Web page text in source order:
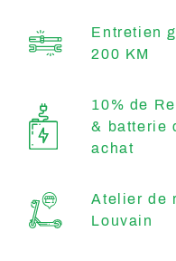
Entretien
200 KM
10% de
& batterie
achat
Atelier de
Louvain